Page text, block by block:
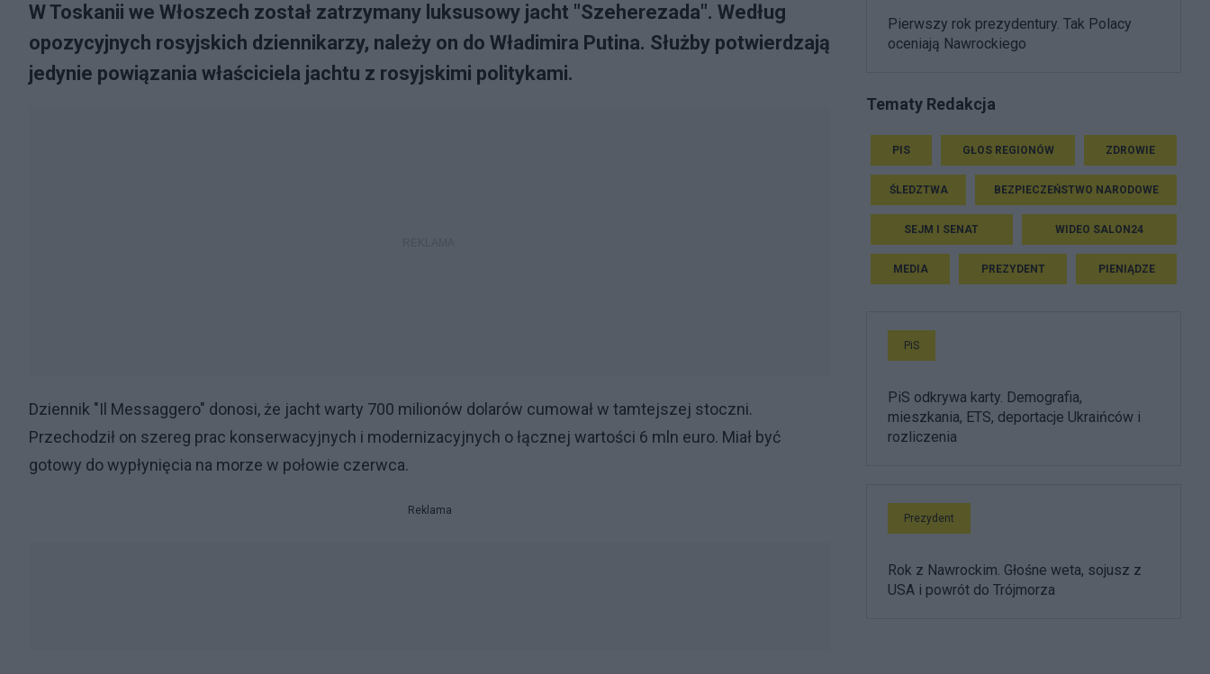
W Toskanii we Włoszech został zatrzymany luksusowy jacht "Szeherezada". Według
opozycyjnych rosyjskich dziennikarzy, należy on do Władimira Putina. Służby potwierdzają
jedynie powiązania właściciela jachtu z rosyjskimi politykami.
Dziennik "Il Messaggero" donosi, że jacht warty 700 milionów dolarów cumował w tamtejszej stoczni.
Przechodził on szereg prac konserwacyjnych i modernizacyjnych o łącznej wartości 6 mln euro. Miał być
gotowy do wypłynięcia na morze w połowie czerwca.
Reklama
Pierwszy rok prezydentury. Tak Polacy
oceniają Nawrockiego
Tematy Redakcja
PIS GŁOS REGIONÓW ZDROWIE
ŚLEDZTWA BEZPIECZEŃSTWO NARODOWE
SEJM I SENAT WIDEO SALON24
MEDIA PREZYDENT PIENIĄDZE
PiS
PiS odkrywa karty. Demografia,
mieszkania, ETS, deportacje Ukraińców i
rozliczenia
Prezydent
Rok z Nawrockim. Głośne weta, sojusz z
USA i powrót do Trójmorza